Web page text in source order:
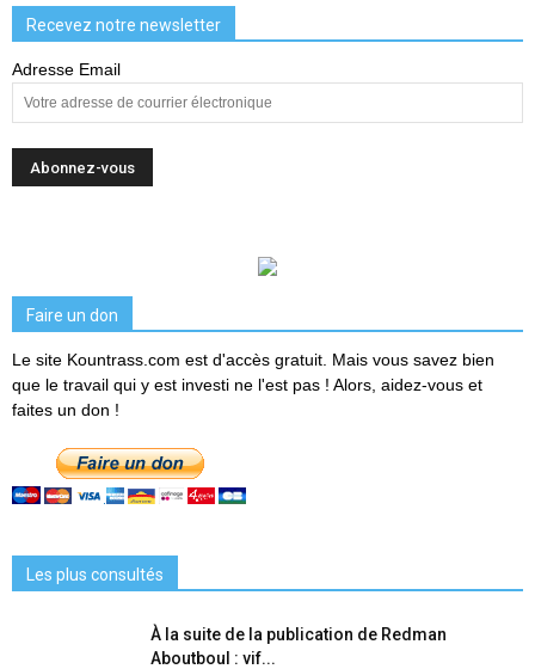
Recevez notre newsletter
Adresse Email
Faire un don
Le site Kountrass.com est d'accès gratuit. Mais vous savez bien
que le travail qui y est investi ne l'est pas ! Alors, aidez-vous et
faites un don !
Les plus consultés
À la suite de la publication de Redman
Aboutboul : vif...